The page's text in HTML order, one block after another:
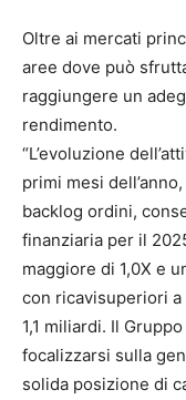
Oltre ai mercati
aree dove può
raggiungere un
rendimento.
“L’evoluzione
primi mesi
backlog ordini,
finanziaria per il
maggiore di 1,0X e
con ricavisuperiori a
1,1 miliardi. Il
focalizzarsi sulla
solida posizione di